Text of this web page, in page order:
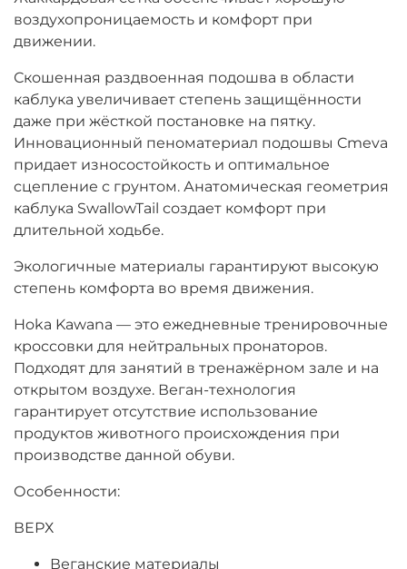
воздухопроницаемость и комфорт при
движении.
Скошенная раздвоенная подошва в области
каблука увеличивает степень защищённости
даже при жёсткой постановке на пятку.
Инновационный пеноматериал подошвы Cmeva
придает износостойкость и оптимальное
сцепление с грунтом. Анатомическая геометрия
каблука SwallowTail создает комфорт при
длительной ходьбе.
Экологичные материалы гарантируют высокую
степень комфорта во время движения.
Hoka Kawana — это ежедневные тренировочные
кроссовки для нейтральных пронаторов.
Подходят для занятий в тренажёрном зале и на
открытом воздухе. Веган-технология
гарантирует отсутствие использование
продуктов животного происхождения при
производстве данной обуви.
Особенности:
ВЕРХ
Веганские материалы